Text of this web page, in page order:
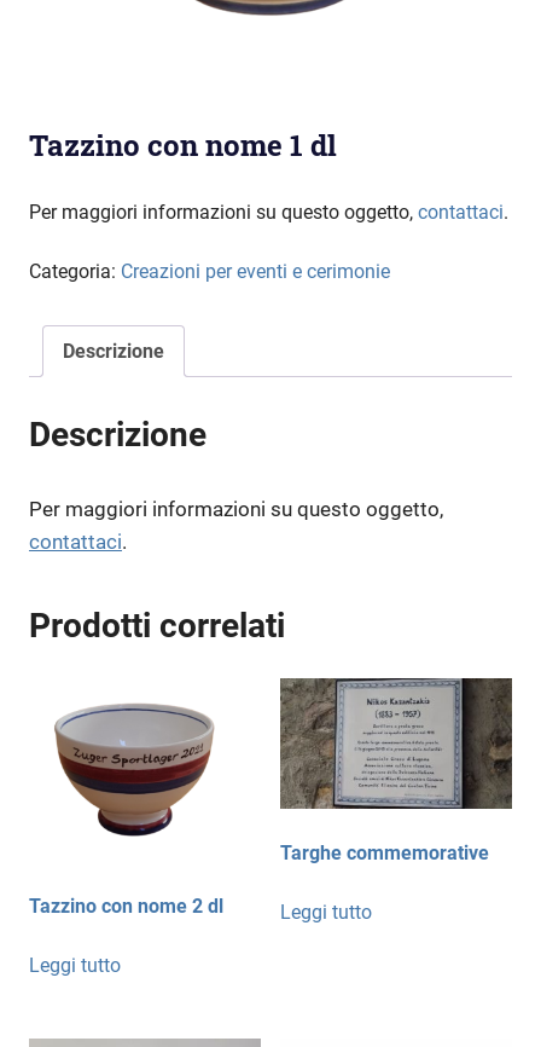
Tazzino con nome 1 dl
Per maggiori informazioni su questo oggetto, contattaci.
Categoria: Creazioni per eventi e cerimonie
Descrizione
Descrizione
Per maggiori informazioni su questo oggetto,
contattaci.
Prodotti correlati
Tazzino con nome 2 dl
Leggi tutto
Targhe commemorative
Leggi tutto